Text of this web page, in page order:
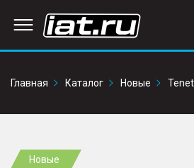
Главная
Каталог Новые Tenet
Новые